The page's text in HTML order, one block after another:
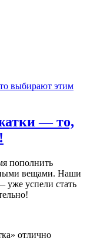
— то,
пополнить
вещами. Наши
успели стать
отлично